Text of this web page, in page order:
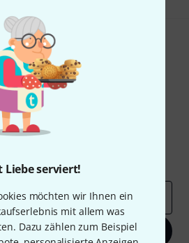
Liebe serviert!
möchten wir Ihnen ein
mit allem was
Dazu zählen zum Beispiel
Newsletter
Newsletter und gewinne mit
Deals
anmelden